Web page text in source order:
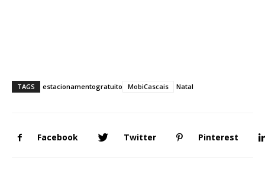
TAGS estacionamentogratuito MobiCascais Natal
Facebook Twitter Pinterest